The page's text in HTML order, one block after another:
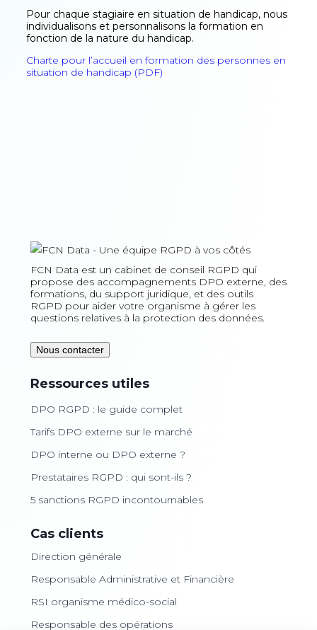
Pour chaque stagiaire en situation de handicap, nous
individualisons et personnalisons la formation en
fonction de la nature du handicap.
Charte pour l’accueil en formation des personnes en
situation de handicap (PDF)
FCN Data est un cabinet de conseil RGPD qui
propose des accompagnements DPO externe, des
formations, du support juridique, et des outils
RGPD pour aider votre organisme à gérer les
questions relatives à la protection des données.
Nous contacter
Ressources utiles
DPO RGPD : le guide complet
Tarifs DPO externe sur le marché
DPO interne ou DPO externe ?
Prestataires RGPD : qui sont-ils ?
5 sanctions RGPD incontournables
Cas clients
Direction générale
Responsable Administrative et Financière
RSI organisme médico-social
Responsable des opérations